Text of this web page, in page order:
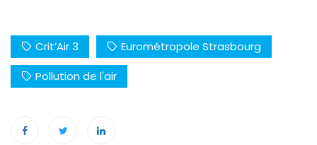
Crit’Air 3
Eurométropole Strasbourg
Pollution de l'air